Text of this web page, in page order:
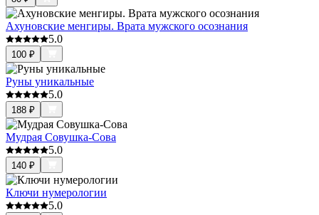
Ахуновские менгиры. Врата мужского осознания
5.0
100 ₽
Руны уникальные
5.0
188 ₽
Мудрая Совушка-Сова
5.0
140 ₽
Ключи нумерологии
5.0